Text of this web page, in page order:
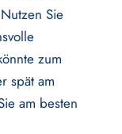
Sie
zum
spät am
am besten